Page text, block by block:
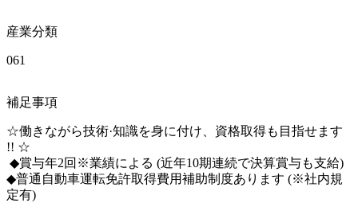
産業分類
061
補足事項
☆働きながら技術·知識を身に付け、資格取得も目指せます
!! ☆
◆普通自動車運転免許取得費用補助制度あります (※社内規
定有)